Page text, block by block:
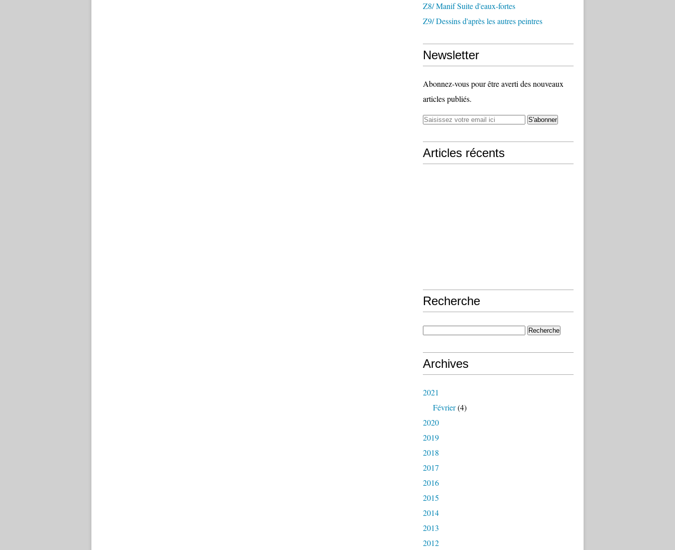
Z8/ Manif Suite d'eaux-fortes
Z9/ Dessins d'après les autres peintres
Newsletter
Abonnez-vous pour être averti des nouveaux
articles publiés.
Articles récents
Recherche
Archives
2021
Février(4)
2020
2019
2018
2017
2016
2015
2014
2013
2012